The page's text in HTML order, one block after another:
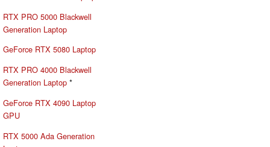
RTX PRO 5000 Blackwell
Generation Laptop
GeForce RTX 5080 Laptop
RTX PRO 4000 Blackwell
Generation Laptop *
GeForce RTX 4090 Laptop
GPU
RTX 5000 Ada Generation